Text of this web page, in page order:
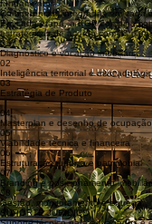
desapropriações, indenizações
suporte técnico a advogados,
fundamentos
Competências integradas em cada
Em cada etapa, a KGP combina
estratégicas de acordo com as
01
Diagnóstico e vocação imobiliária
02
Inteligência territorial e mercadológica
03
Estratégia de Produto
04
Masterplan e desenho de ocupação
05
Viabilidade técnica e financeira
06
Estruturação jurídica e patrimonial
07
Branding e posicionamento
08